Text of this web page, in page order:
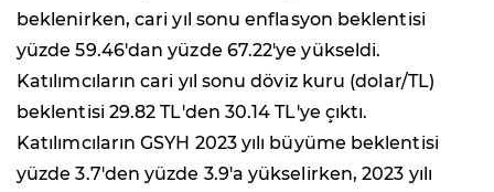
beklenirken, cari yıl sonu enflasyon beklentisi
yüzde 59.46'dan yüzde 67.22'ye yükseldi.
Katılımcıların cari yıl sonu döviz kuru (dolar/TL)
beklentisi 29.82 TL'den 30.14 TL'ye çıktı.
Katılımcıların GSYH 2023 yılı büyüme beklentisi
yüzde 3.7'den yüzde 3.9'a yükselirken, 2023 yılı